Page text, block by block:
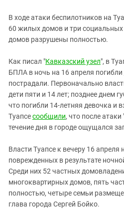
Ростовская область
Северная Осетия - Алания
Ставропольский край
Чечня
Южная Осетия
Южный Кавказ
В ходе атаки беспилотников на
60 жилых домов и три
домов разрушены полностью.
Как писал "Кавказский узел", в
БПЛА в ночь на 16 апреля
пострадали. Первоначально
дети пяти и 14 лет; позднее днем
что погибли 14-летняя девочка и
Туапсесообщили, что после
течение дня в городе ощущался
Власти Туапсе к вечеру 16
поврежденных в результате
Среди них 52 частных
многоквартирных домов, пять
полностью, четыре семьи
глава города Сергей Бойко.